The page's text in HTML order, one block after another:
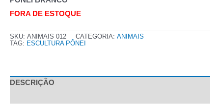
FORA DE ESTOQUE
SKU: ANIMAIS 012 CATEGORIA: ANIMAIS
TAG: ESCULTURA PÔNEI
DESCRIÇÃO